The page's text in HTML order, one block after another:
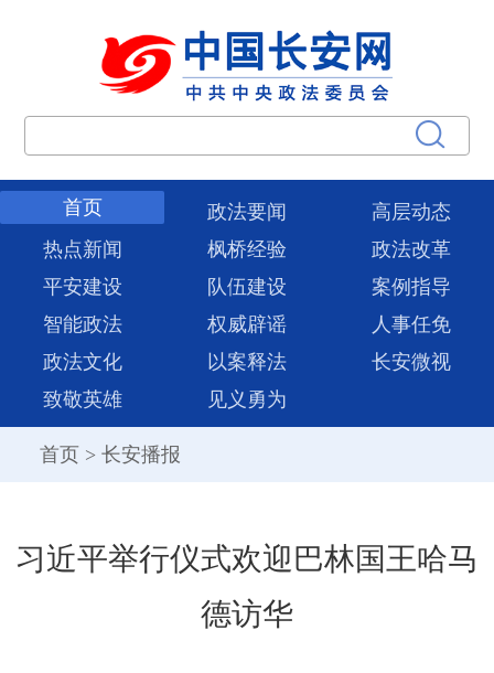
首页 政法要闻
高层动态
热点新闻
枫桥经验
政法改革
平安建设
队伍建设
案例指导
智能政法
权威辟谣
人事任免
政法文化
以案释法
长安微视
致敬英雄
见义勇为
首页 > 长安播报
习近平举行仪式欢迎巴林国王哈马
德访华